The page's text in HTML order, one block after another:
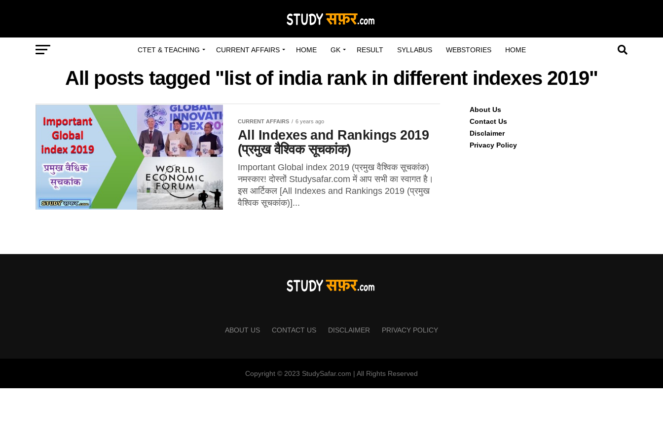
CTET & TEACHING CURRENT AFFAIRS HOME GK RESULT SYLLABUS WEBSTORIES HOME
All posts tagged "list of india rank in different indexes 2019"
CURRENT AFFAIRS 6 years ago
All Indexes and Rankings 2019
(प्रमुख वैश्विक सूचकांक)
Important Global index 2019 (प्रमुख वैश्विक सूचकांक)
नमस्कार! दोस्तों Studysafar.com में आप सभी का स्वागत है।
इस आर्टिकल [All Indexes and Rankings 2019 (प्रमुख
वैश्विक सूचकांक)]...
About Us
Contact Us
Disclaimer
Privacy Policy
ABOUT US CONTACT US DISCLAIMER PRIVACY POLICY
Copyright © 2023 StudySafar.com | All Rights Reserved